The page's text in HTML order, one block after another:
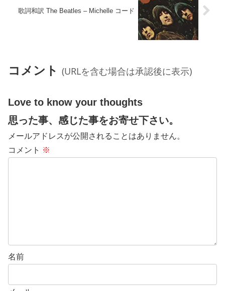
歌詞和訳 The Beatles – Michelle コード
コメント (URLを含む場合は承認後に表示)
Love to know your thoughts
思った事、感じた事をお寄せ下さい。
メールアドレスが公開されることはありません。
コメント ※
名前